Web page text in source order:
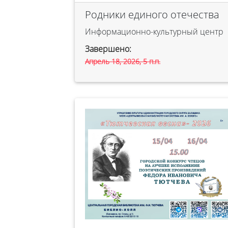
Родники единого отечества
Информационно-культурный центр
Завершено:
Апрель 18, 2026, 5 п.п.